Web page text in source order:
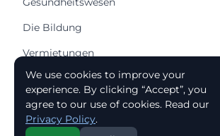
Die Bildung
Vermietungen
Ein Haus kaufen
Kauf einer Wohnung
We use cookies to improve your
experience. By clicking “Accept”, you
agree to our use of cookies. Read our
Privacy Policy.